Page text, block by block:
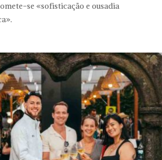
se «sofisticação e ousadia